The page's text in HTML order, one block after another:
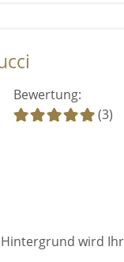
Bewertung:
(3)
wird